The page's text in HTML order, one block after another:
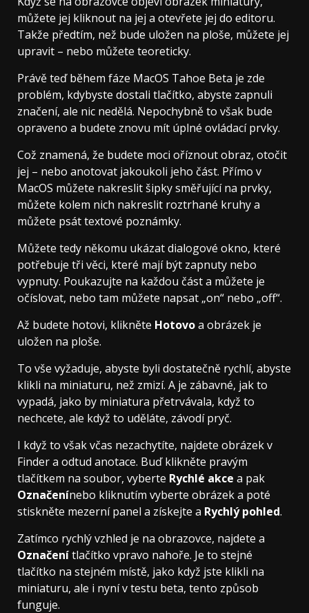
můžete jej kliknout na jej a otevřete jej do editoru.
Takže předtím, než bude uložen na ploše, můžete jej
upravit – nebo můžete teoreticky.
Právě teď během fáze MacOS Tahoe Beta je zde
problém, kdybyste dostali tlačítko, abyste zapnuli
značení, ale nic nedělá. Nepochybně to však bude
opraveno a budete znovu mít úplné ovládací prvky.
Což znamená, že budete moci oříznout obraz, otočit
jej – nebo anotovat jakoukoli jeho část. Přímo v
MacOS můžete nakreslit šipky směřující na prvky,
můžete kolem nich nakreslit roztrhané kruhy a
můžete psát textové poznámky.
Můžete tedy někomu ukázat dialogové okno, které
potřebuje tři věci, které mají být zapnuty nebo
vypnuty. Poukazujte na každou část a můžete je
očíslovat, nebo tam můžete napsat „on“ nebo „off“.
Až budete hotovi, klikněte Hotovoa obrázek je
uložen na ploše.
To vše vyžaduje, abyste byli dostatečně rychlí, abyste
klikli na miniaturu, než zmizí. A je zábavné, jak to
vypadá, jako by miniatura přetrvávala, když to
nechcete, ale když to uděláte, závodí pryč.
I když to však včas nezachytíte, najdete obrázek v
Finder a odtud anotace. Buď klikněte pravým
tlačítkem na soubor, vyberte Rychlé akce a pak
Označenínebo kliknutím vyberte obrázek a poté
stiskněte mezerní panel a získejte a Rychlý pohled.
Zatímco rychlý vzhled je na obrazovce, najdete a
Označenítlačítko vpravo nahoře. Je to stejné
tlačítko na stejném místě, jako když jste klikli na
miniaturu, ale i nyní v testu beta, tento způsob
funguje.